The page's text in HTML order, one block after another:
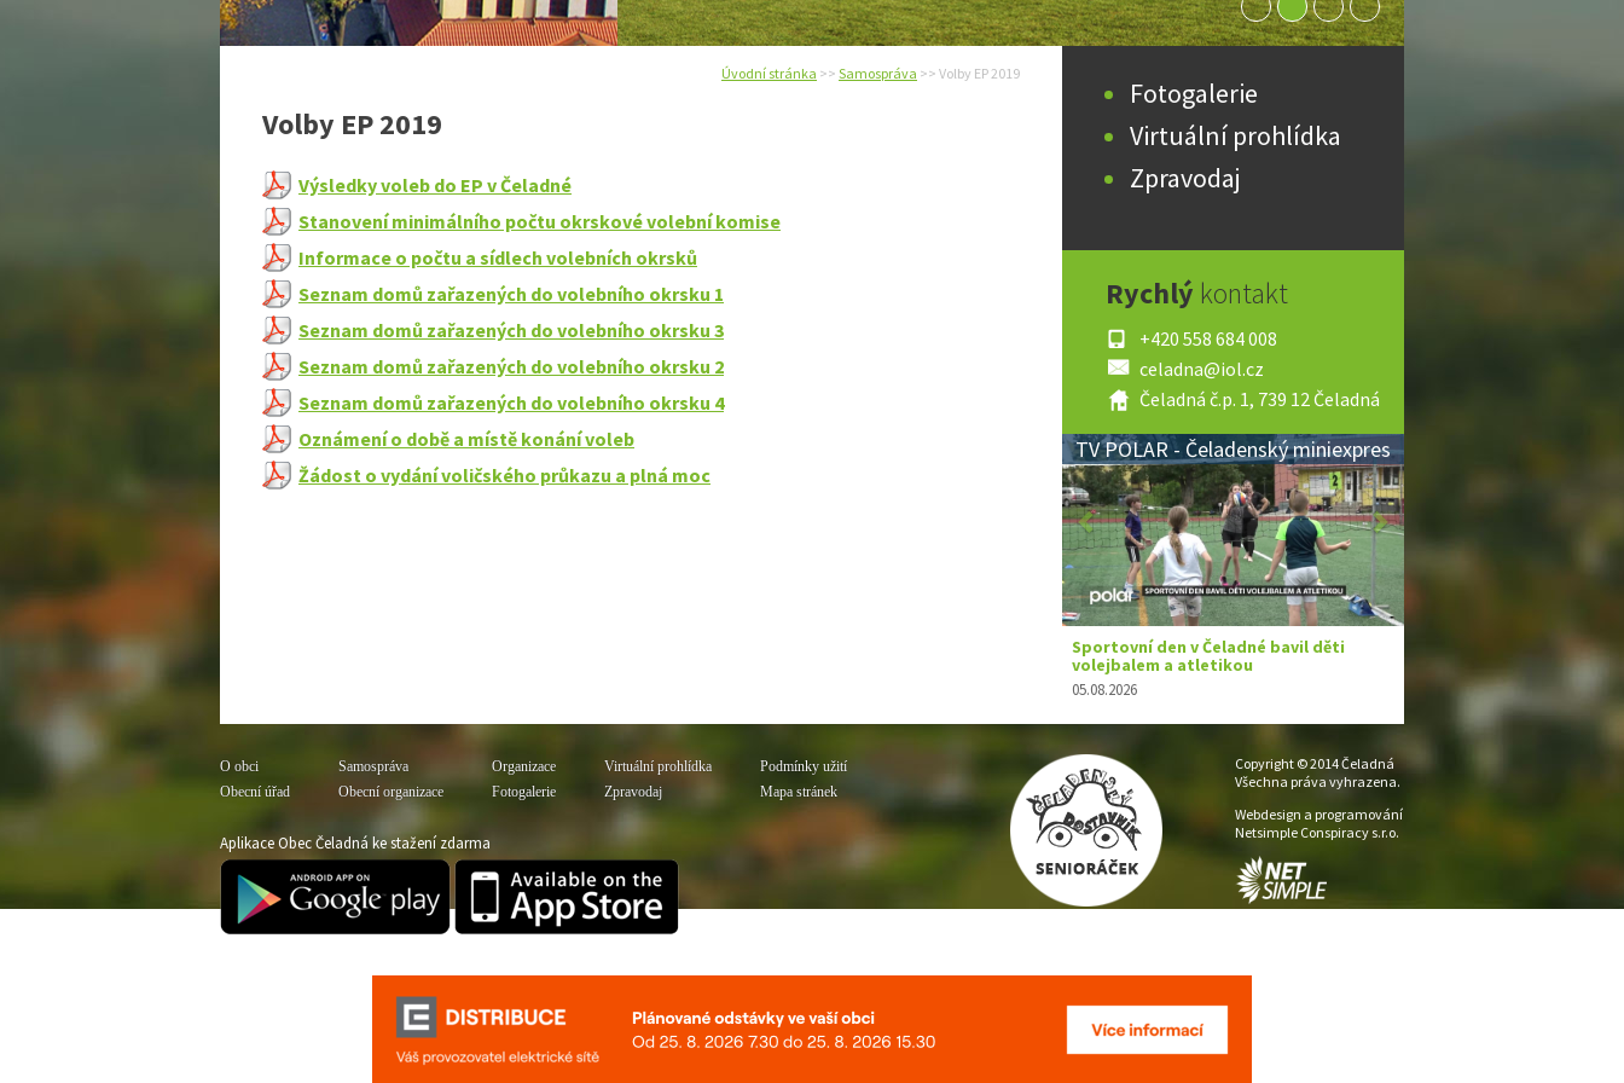
Úvodní stránka >> Samospráva >> Volby EP 2019
Volby EP 2019
Výsledky voleb do EP v Čeladné
Stanovení minimálního počtu okrskové volební komise
Informace o počtu a sídlech volebních okrsků
Seznam domů zařazených do volebního okrsku 1
Seznam domů zařazených do volebního okrsku 3
Seznam domů zařazených do volebního okrsku 2
Seznam domů zařazených do volebního okrsku 4
Oznámení o době a místě konání voleb
Žádost o vydání voličského průkazu a plná moc
Fotogalerie
Virtuální prohlídka
Zpravodaj
Rychlý kontakt
+420 558 684 008
celadna@iol.cz
Čeladná č.p. 1, 739 12 Čeladná
O obci
Obecní úřad
Samospráva
Obecní organizace
Organizace
Fotogalerie
Virtuální prohlídka
Zpravodaj
Podmínky užití
Mapa stránek
Copyright © 2014 Čeladná
Všechna práva vyhrazena.
Webdesign a programování
Netsimple Conspiracy s.r.o.
Aplikace Obec Čeladná ke stažení zdarma